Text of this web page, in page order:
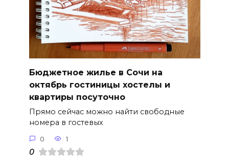
Бюджетное жилье в Сочи на
октябрь гостиницы хостелы и
квартиры посуточно
Прямо сейчас можно найти свободные
номера в гостевых
0 1
0